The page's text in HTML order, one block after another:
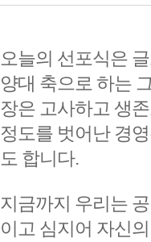
오늘의 선포식은
양대 축으로 하는
장은 고사하고 생
정도를 벗어난 경
도 합니다.
지금까지 우리는
이고 심지어 자신